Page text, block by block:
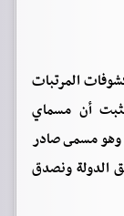
المرتبات
تثبت أن مسماي
وهو مسمى صادر
الدولة ونصدق